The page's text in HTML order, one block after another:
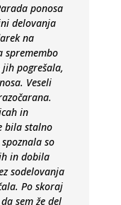
ponosa
delovanja
na
spremembo
pogrešala,
Veseli
in
bila stalno
so
in dobila
sodelovanja
Po skoraj
sem že del